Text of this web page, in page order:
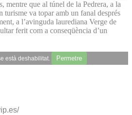
mentre que al túnel de la Pedrera, a la
turisme va topar amb un fanal després
a l’avinguda laurediana Verge de
ferit com a conseqüència d’un
està deshabilitat. Permetre